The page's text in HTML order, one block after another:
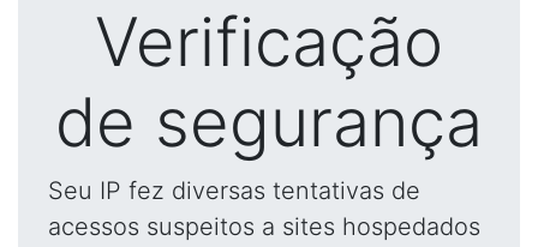
Verificação
de segurança
Seu IP fez diversas tentativas de
acessos suspeitos a sites hospedados